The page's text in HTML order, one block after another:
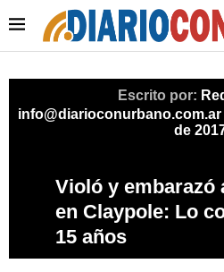
Escrito por:
info@diarioconurbano.com.ar
de
Violó y embarazó
en Claypole: Lo
15 años